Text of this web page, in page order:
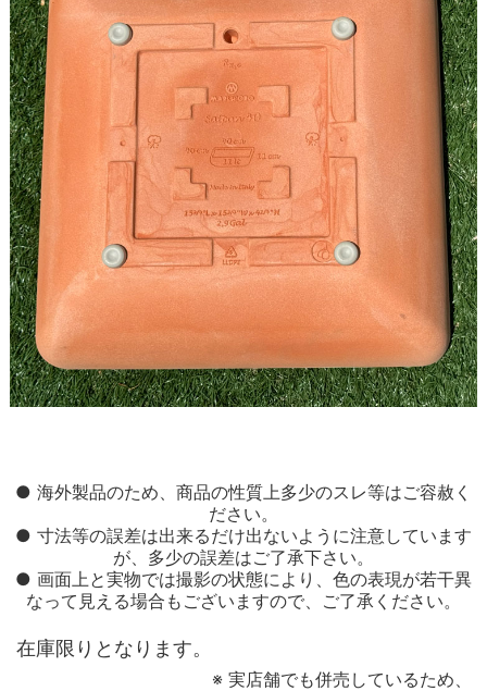
● 海外製品のため、商品の性質上多少のスレ等はご容赦く
ださい。
● 寸法等の誤差は出来るだけ出ないように注意しています
が、多少の誤差はご了承下さい。
● 画面上と実物では撮影の状態により、色の表現が若干異
なって見える場合もございますので、ご了承ください。
在庫限りとなります。
※ 実店舗でも併売しているため、